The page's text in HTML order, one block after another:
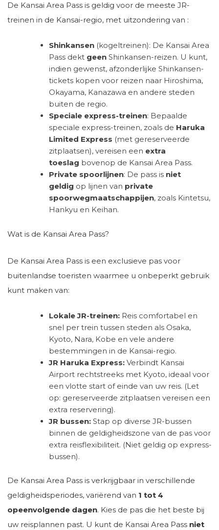
De Kansai Area Pass is geldig voor de meeste JR-
treinen in de Kansai-regio, met uitzondering van :
Shinkansen (kogeltreinen): De Kansai Area
Pass dekt geen Shinkansen-reizen. U kunt,
indien gewenst, afzonderlijke Shinkansen-
tickets kopen voor reizen naar Hiroshima,
Okayama, Kanazawa en andere steden
buiten de regio.
Speciale express-treinen: Bepaalde
speciale express-treinen, zoals de Haruka
Limited Express (met gereserveerde
zitplaatsen), vereisen een extra
toeslag bovenop de Kansai Area Pass.
Private spoorlijnen: De pass is niet
geldig op lijnen van private
spoorwegmaatschappijen, zoals Kintetsu,
Hankyu en Keihan.
Wat is de Kansai Area Pass?
De Kansai Area Pass is een exclusieve pas voor
buitenlandse toeristen waarmee u onbeperkt gebruik
kunt maken van:
Lokale JR-treinen: Reis comfortabel en
snel per trein tussen steden als Osaka,
Kyoto, Nara, Kobe en vele andere
bestemmingen in de Kansai-regio.
JR Haruka Express: Verbindt Kansai
Airport rechtstreeks met Kyoto, ideaal voor
een vlotte start of einde van uw reis. (Let
op: gereserveerde zitplaatsen vereisen een
extra reservering).
JR bussen: Stap op diverse JR-bussen
binnen de geldigheidszone van de pas voor
extra reisflexibiliteit. (Niet geldig op express-
bussen).
De Kansai Area Pass is verkrijgbaar in verschillende
geldigheidsperiodes, variërend van 1 tot 4
opeenvolgende dagen. Kies de pas die het beste bij
uw reisplannen past. U kunt de Kansai Area Pass niet